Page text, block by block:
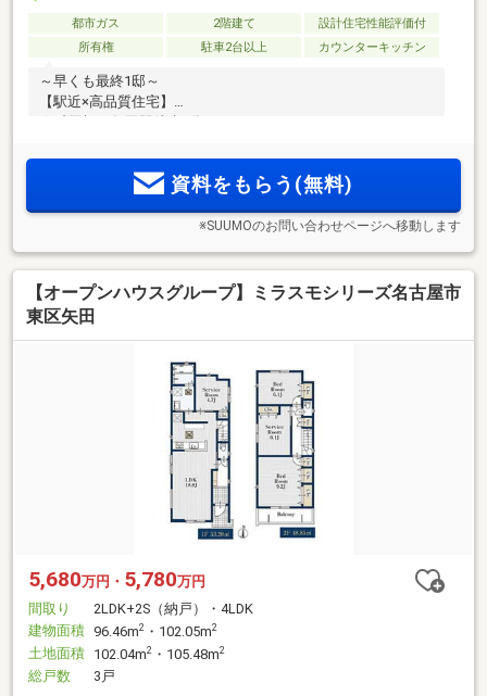
都市ガス 2階建て
設計住宅性能評価付
所有権
駐車2台以上 カウンターキッチン
～早くも最終1邸～
【駅近×高品質住宅】
資料をもらう(無料)
※SUUMOのお問い合わせページへ移動します
【オープンハウスグループ】ミラスモシリーズ名古屋市
東区矢田
5,680万円・ 5,780万円
間取り
2LDK+2S（納戸）・4LDK
建物面積 96.46m2 ・102.05m2
土地面積 102.04m2 ・105.48m2
総戸数 3戸